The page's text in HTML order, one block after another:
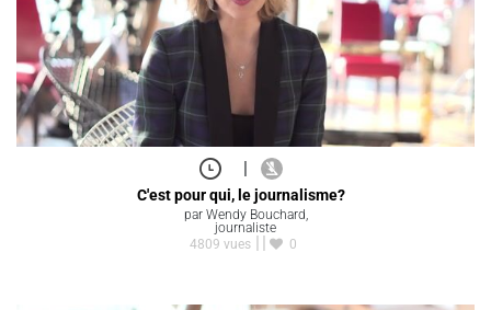
|
C'est pour qui, le journalisme?
par Wendy Bouchard,
journaliste
4809 vues
0